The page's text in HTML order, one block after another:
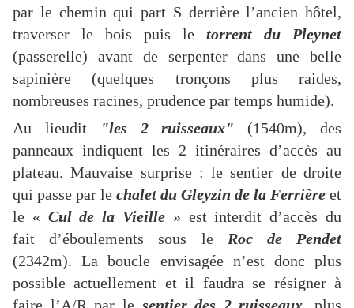
par le chemin qui part S derrière l’ancien hôtel,
traverser le bois puis le torrent du Pleynet
(passerelle) avant de serpenter dans une belle
sapinière (quelques tronçons plus raides,
nombreuses racines, prudence par temps humide).
Au lieudit
"les 2 ruisseaux" (1540m), des
panneaux indiquent les 2 itinéraires d’accès au
plateau. Mauvaise surprise : le sentier de droite
qui passe par le chalet du Gleyzin de la Ferrière et
le « Cul de la Vieille » est interdit d’accès du
fait d’éboulements sous le Roc de Pendet
(2342m). La boucle envisagée n’est donc plus
possible actuellement et il faudra se résigner à